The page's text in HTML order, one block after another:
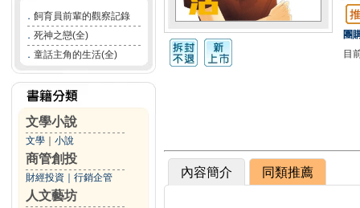
． 飼育員前輩的觀察記錄
． 死神之戀(全)
． 童話主角的生活(全)
文學小說
文學 小說
商管創投
財經投資 行銷企管
人文藝坊
團
目
內容簡介 同類推薦